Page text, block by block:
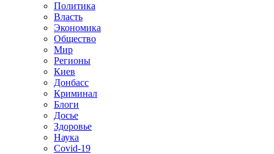
Политика
Власть
Экономика
Общество
Мир
Регионы
Киев
Донбасс
Криминал
Блоги
Досье
Здоровье
Наука
Covid-19